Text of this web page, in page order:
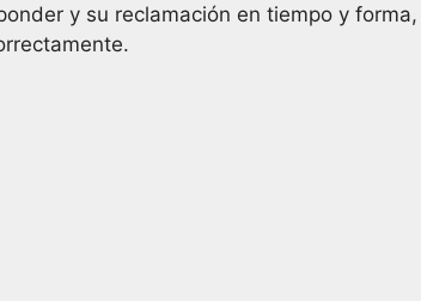
y su reclamación en tiempo y forma,